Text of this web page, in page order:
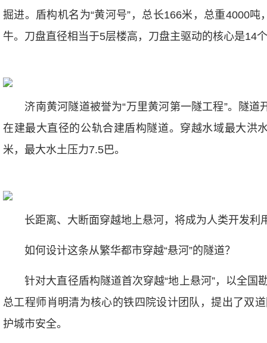
掘进。盾构机名为“黄河号”，总长166米，总重4000
牛。刀盘直径相当于5层楼高，刀盘主驱动的核心是14
济南黄河隧道被誉为“万里黄河第一隧工程”。隧道
在建最大直径的公轨合建盾构隧道。穿越水域最大洪
米，最大水土压力7.5巴。
长距离、大断面穿越地上悬河，将成为人类开发利
如何设计这条从繁华都市穿越“悬河”的隧道？
针对大直径盾构隧道首次穿越“地上悬河”，以全国
总工程师肖明清为核心的铁四院设计团队，提出了双
护城市安全。